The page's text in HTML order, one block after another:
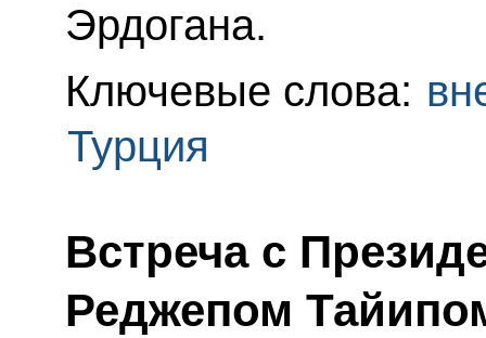
Эрдогана.
Ключевые слова:
Турция
Встреча с
Реджепом